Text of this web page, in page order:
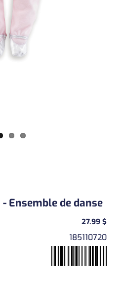
Next
Ensemble de danse
27.99 $
185110720